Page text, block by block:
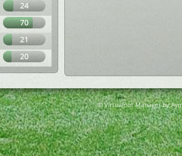
24
70
21
20
© Virtuafoot Manager by